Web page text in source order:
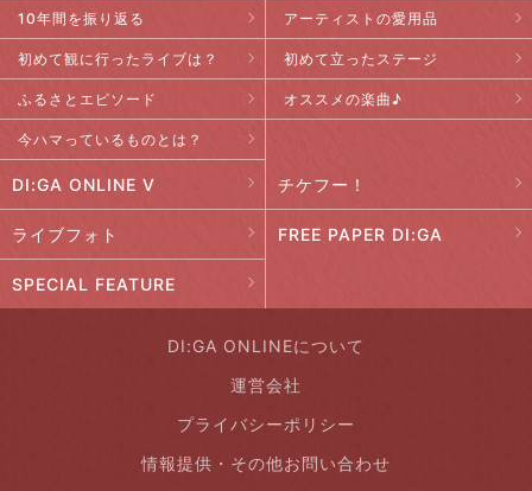
10年間を振り返る アーティストの愛用品
初めて観に行ったライブは？ 初めて立ったステージ
ふるさとエピソード オススメの楽曲♪
今ハマっているものとは？
DI:GA ONLINE V チケフー！
ライブフォト FREE PAPER DI:GA
SPECIAL FEATURE
DI:GA ONLINEについて
運営会社
プライバシーポリシー
情報提供・その他お問い合わせ